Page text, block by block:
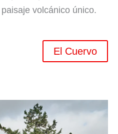
volcánico único.
El Cuervo